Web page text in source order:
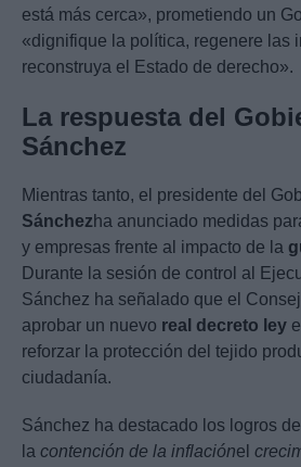
está más cerca», prometiendo un
«dignifique la política, regenere las
reconstruya el Estado de derecho».
La respuesta del
Sánchez
Mientras tanto, el presidente del
Sánchez ha anunciado medidas
y empresas frente al impacto de la
Durante la sesión de control al
Sánchez ha señalado que el
aprobar un nuevo real decreto ley el
reforzar la protección del tejido
ciudadanía.
Sánchez ha destacado los logros
la contención de la inflaciónel